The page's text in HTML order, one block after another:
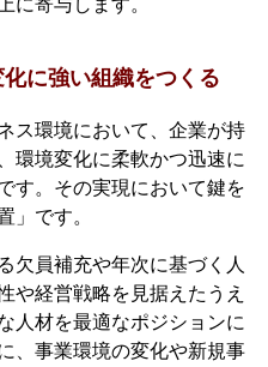
に寄与します。
に強い組織をつくる
ス環境において、企業が持
環境変化に柔軟かつ迅速に
す。その実現において鍵を
」です。
欠員補充や年次に基づく人
や経営戦略を見据えたうえ
人材を最適なポジションに
、事業環境の変化や新規事